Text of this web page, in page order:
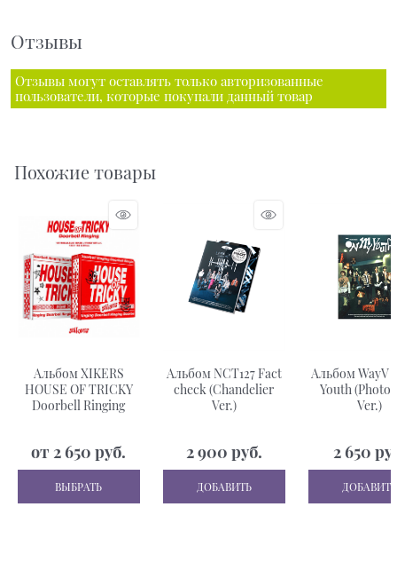
Отзывы
Отзывы могут оставлять только авторизованные
пользователи, которые покупали данный товар
Похожие товары
Альбом XIKERS
HOUSE OF TRICKY
Doorbell Ringing
от 2 650 руб.
ВЫБРАТЬ
Альбом NCT127 Fact
check (Chandelier
Ver.)
2 900 руб.
ДОБАВИТЬ
Альбом WayV
Youth
Ver.)
2 650
ДОБАВИТЬ